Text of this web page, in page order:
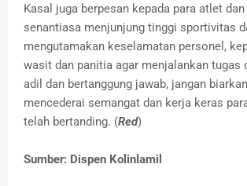
Kasal juga berpesan kepada para atlet
senantiasa menjunjung tinggi sportivitas
mengutamakan keselamatan personel,
wasit dan panitia agar menjalankan tugas
adil dan bertanggung jawab, jangan
mencederai semangat dan kerja keras
telah bertanding. (Red)
Sumber: Dispen Kolinlamil